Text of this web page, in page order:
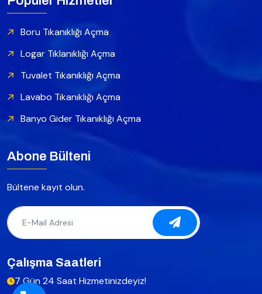
Boru Tıkanıklığı Açma
Logar Tıklanıklığı Açma
Tuvalet Tıkanıklığı Açma
Lavabo Tıkanıklığı Açma
Banyo Gider Tıkanıklığı Açma
Abone Bülteni
Bültene kayıt olun.
Çalışma Saatleri
7 Gün 24 Saat Hizmetinizdeyiz!